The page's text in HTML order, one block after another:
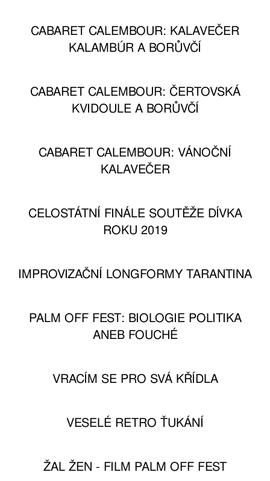
CABARET CALEMBOUR: KALAVEČER
KALAMBÚR A BORŮVČÍ
CABARET CALEMBOUR: ČERTOVSKÁ
KVIDOULE A BORŮVČÍ
CABARET CALEMBOUR: VÁNOČNÍ
KALAVEČER
CELOSTÁTNÍ FINÁLE SOUTĚŽE DÍVKA
ROKU 2019
IMPROVIZAČNÍ LONGFORMY TARANTINA
PALM OFF FEST: BIOLOGIE POLITIKA
ANEB FOUCHÉ
VRACÍM SE PRO SVÁ KŘÍDLA
VESELÉ RETRO ŤUKÁNÍ
ŽAL ŽEN - FILM PALM OFF FEST